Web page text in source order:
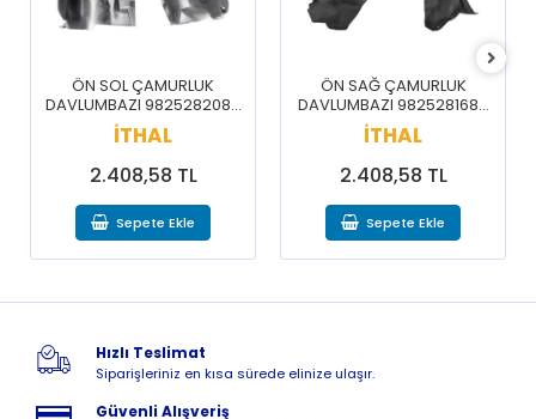
ÖN SOL ÇAMURLUK
DAVLUMBAZI 9825282080
/ 3008 5008 16-20
İTHAL
2.408,58 TL
Sepete Ekle
ÖN SAĞ ÇAMURLUK
DAVLUMBAZI 9825281680
/ 3008 5008 16-20
İTHAL
2.408,58 TL
Sepete Ekle
Hızlı Teslimat
Siparişleriniz en kısa sürede elinize ulaşır.
Güvenli Alışveriş